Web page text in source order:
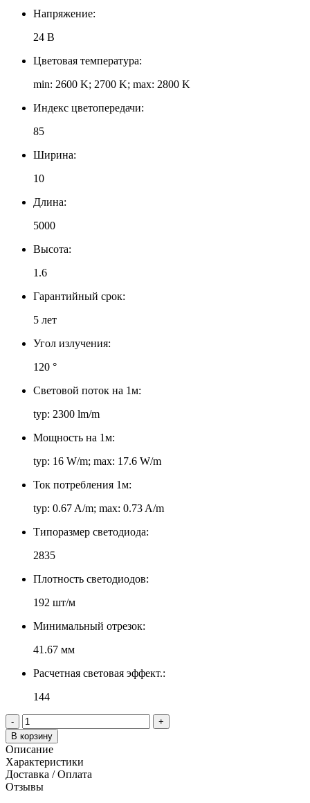
Напряжение:
24 В
Цветовая температура:
min: 2600 K; 2700 K; max: 2800 K
Индекс цветопередачи:
85
Ширина:
10
Длина:
5000
Высота:
1.6
Гарантийный срок:
5 лет
Угол излучения:
120 °
Световой поток на 1м:
typ: 2300 lm/m
Мощность на 1м:
typ: 16 W/m; max: 17.6 W/m
Ток потребления 1м:
typ: 0.67 A/m; max: 0.73 A/m
Типоразмер светодиода:
2835
Плотность светодиодов:
192 шт/м
Минимальный отрезок:
41.67 мм
Расчетная световая эффект.:
144
-
+
В корзину
Описание
Характеристики
Доставка / Оплата
Отзывы